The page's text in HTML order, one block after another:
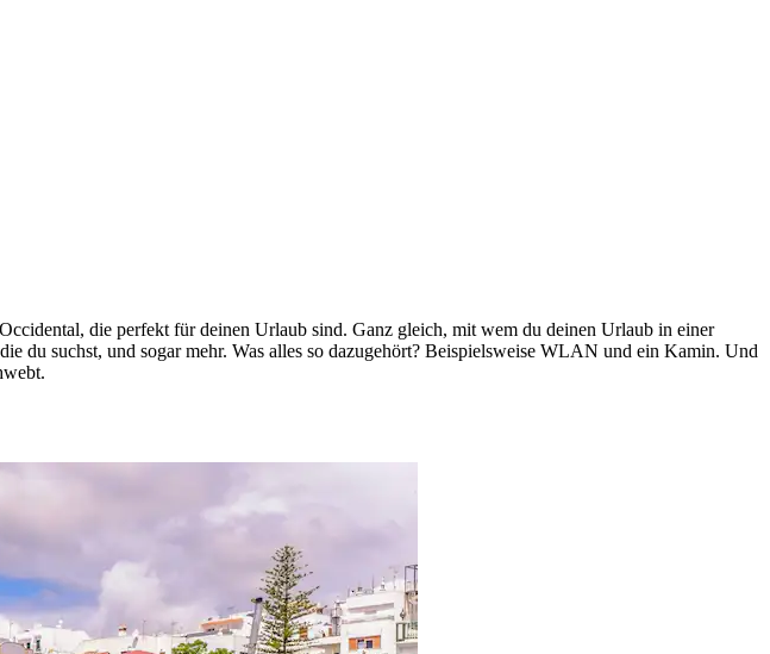
die perfekt für deinen Urlaub sind. Ganz gleich, mit wem du deinen Urlaub in einer
du suchst, und sogar mehr. Was alles so dazugehört? Beispielsweise WLAN und ein Kamin. Und